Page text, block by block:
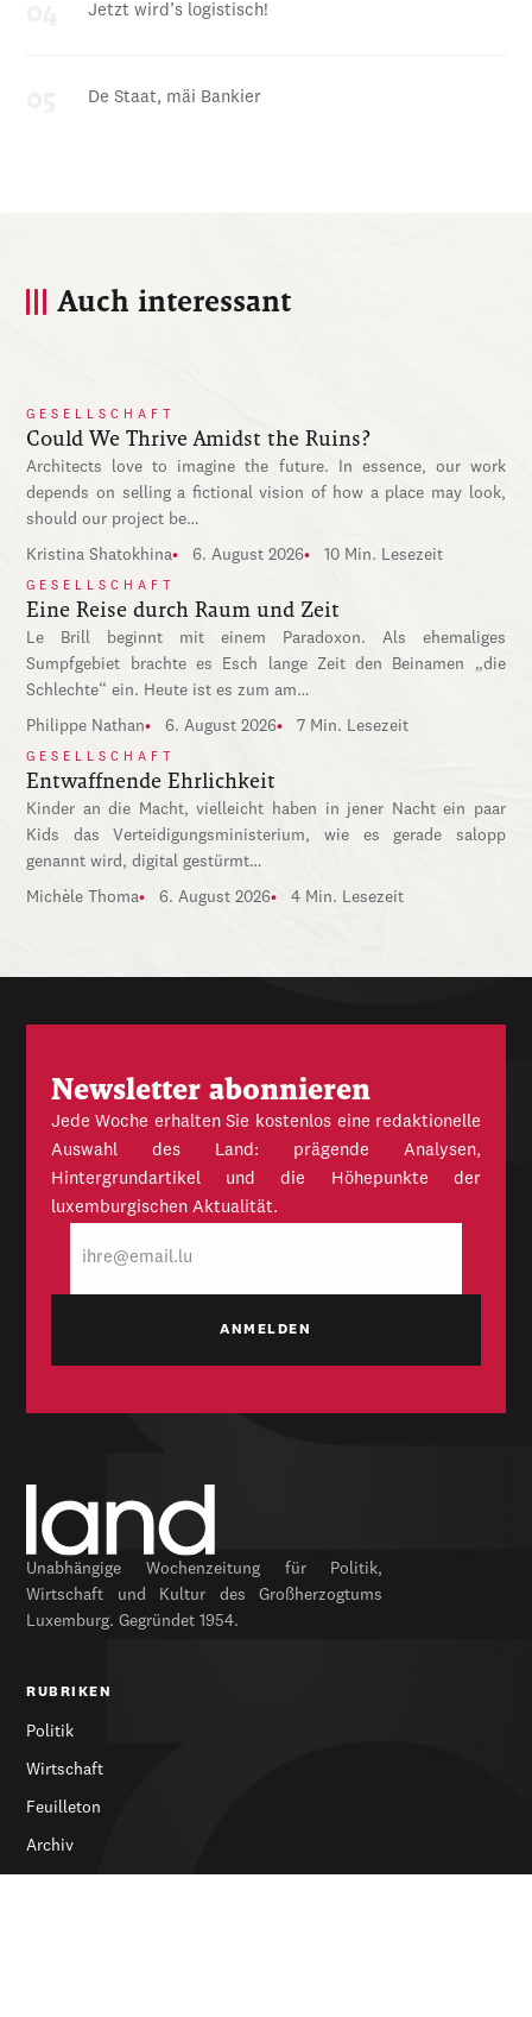
Jetzt wird’s logistisch!
De Staat, mäi Bankier
Auch interessant
GESELLSCHAFT
Could We Thrive Amidst the Ruins?
Architects love to imagine the future. In essence, our work
depends on selling a fictional vision of how a place may look,
should our project be…
Kristina Shatokhina 6. August 2026 10 Min. Lesezeit
GESELLSCHAFT
Eine Reise durch Raum und Zeit
Le Brill beginnt mit einem Paradoxon. Als ehemaliges
Sumpfgebiet brachte es Esch lange Zeit den Beinamen „die
Schlechte“ ein. Heute ist es zum am…
Philippe Nathan 6. August 2026 7 Min. Lesezeit
GESELLSCHAFT
Entwaffnende Ehrlichkeit
Kinder an die Macht, vielleicht haben in jener Nacht ein paar
Kids das Verteidigungsministerium, wie es gerade salopp
genannt wird, digital gestürmt…
Michèle Thoma 6. August 2026 4 Min. Lesezeit
Newsletter abonnieren
Jede Woche erhalten Sie kostenlos eine redaktionelle
Auswahl des Land: prägende Analysen,
Hintergrundartikel und die Höhepunkte der
luxemburgischen Aktualität.
Mail
Unabhängige Wochenzeitung für Politik,
Wirtschaft und Kultur des Großherzogtums
Luxemburg. Gegründet 1954.
RUBRIKEN
Politik
Wirtschaft
Feuilleton
Archiv